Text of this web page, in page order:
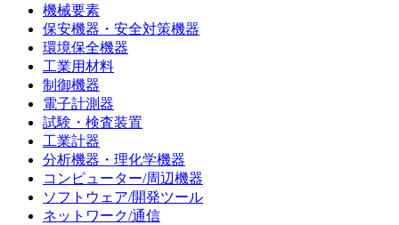
機械要素
保安機器・安全対策機器
環境保全機器
工業用材料
制御機器
電子計測器
試験・検査装置
工業計器
分析機器・理化学機器
コンピューター/周辺機器
ソフトウェア/開発ツール
ネットワーク/通信